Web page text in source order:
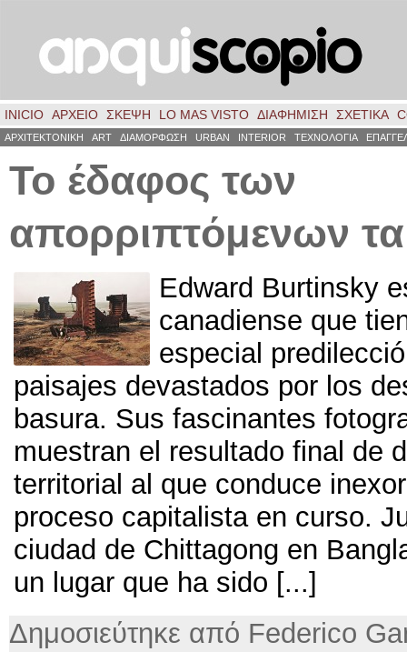
INICIO ΑΡΧΕΙΟ ΣΚΈΨΗ LO MAS VISTO ΔΙΑΦΗΜΙΣΗ ΣΧΕΤΙΚΑ
ΑΡΧΙΤΕΚΤΟΝΙΚΗ ART ΔΙΑΜΟΡΦΩΣΗ URBAN INTERIOR ΤΕΧΝΟΛΟΓΙΑ
Το έδαφος των
απορριπτόμενων τα
Edward Burtinsky
canadiense que
especial
paisajes devastados por los
basura. Sus fascinantes
muestran el resultado final de
territorial al que conduce
proceso capitalista en curso.
ciudad de Chittagong en
un lugar que ha sido [...]
Δημοσιεύτηκε από Federico